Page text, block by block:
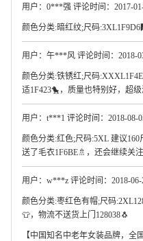
用户：0***强 评论时间：2017-
颜色分类:暗红纹;尺码
用户：午***风 评论时间：2018-
颜色分类:铁锈红;尺码
适1F423🐤，质量也特别好，超
用户：t***1 评论时间：2018-08-
颜色分类:红色;尺码:5XL 建议160
送了毛衣1F6BE🚿，还会继续关注
用户：w***z 评论时间：2018-06-
颜色分类:枣红色有帽;尺码
👕，物流不送货上门128038🐧
【中国知名中老年女装品牌，全